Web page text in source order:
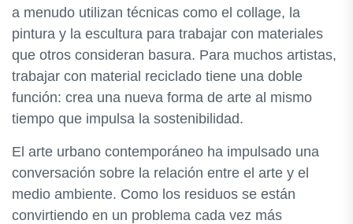
a menudo utilizan técnicas como el collage, la
pintura y la escultura para trabajar con materiales
que otros consideran basura. Para muchos artistas,
trabajar con material reciclado tiene una doble
función: crea una nueva forma de arte al mismo
tiempo que impulsa la sostenibilidad.
El arte urbano contemporáneo ha impulsado una
conversación sobre la relación entre el arte y el
medio ambiente. Como los residuos se están
convirtiendo en un problema cada vez más